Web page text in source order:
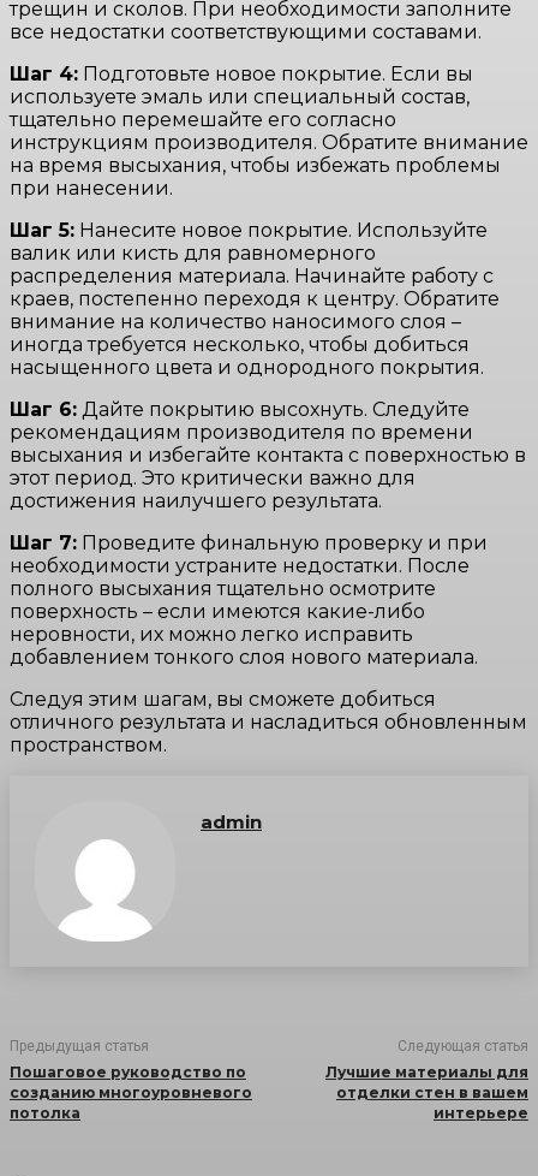
трещин и сколов. При необходимости заполните
все недостатки соответствующими составами.
Шаг 4: Подготовьте новое покрытие. Если вы
используете эмаль или специальный состав,
тщательно перемешайте его согласно
инструкциям производителя. Обратите внимание
на время высыхания, чтобы избежать проблемы
при нанесении.
Шаг 5: Нанесите новое покрытие. Используйте
валик или кисть для равномерного
распределения материала. Начинайте работу с
краев, постепенно переходя к центру. Обратите
внимание на количество наносимого слоя –
иногда требуется несколько, чтобы добиться
насыщенного цвета и однородного покрытия.
Шаг 6: Дайте покрытию высохнуть. Следуйте
рекомендациям производителя по времени
высыхания и избегайте контакта с поверхностью в
этот период. Это критически важно для
достижения наилучшего результата.
Шаг 7: Проведите финальную проверку и при
необходимости устраните недостатки. После
полного высыхания тщательно осмотрите
поверхность – если имеются какие-либо
неровности, их можно легко исправить
добавлением тонкого слоя нового материала.
Следуя этим шагам, вы сможете добиться
отличного результата и насладиться обновленным
пространством.
admin
Предыдущая статья
Пошаговое руководство по
созданию многоуровневого
потолка
Следующая статья
Лучшие материалы для
отделки стен в вашем
интерьере